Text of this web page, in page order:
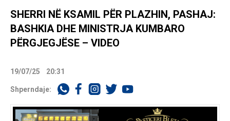
SHERRI NË KSAMIL PËR PLAZHIN, PASHAJ:
BASHKIA DHE MINISTRJA KUMBARO
PËRGJEGJËSE – VIDEO
19/07/25 20:31
Shperndaje: